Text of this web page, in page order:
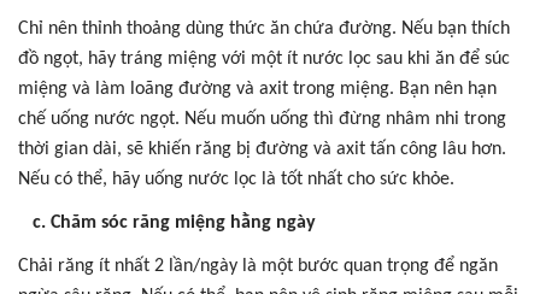
Chỉ nên thỉnh thoảng dùng thức ăn chứa đường. Nếu bạn thích
đồ ngọt, hãy tráng miệng với một ít nước lọc sau khi ăn để súc
miệng và làm loãng đường và axit trong miệng. Bạn nên hạn
chế uống nước ngọt. Nếu muốn uống thì đừng nhâm nhi trong
thời gian dài, sẽ khiến răng bị đường và axit tấn công lâu hơn.
Nếu có thể, hãy uống nước lọc là tốt nhất cho sức khỏe.
c. Chăm sóc răng miệng hằng ngày
Chải răng ít nhất 2 lần/ngày là một bước quan trọng để ngăn